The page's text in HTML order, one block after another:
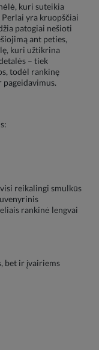
kuri suteikia
yra kruopščiai
patogiai nešioti
ant peties,
kuri užtikrina
– tiek
todėl rankinę
reikalingi smulkūs
rankinė lengvai
bet ir įvairiems